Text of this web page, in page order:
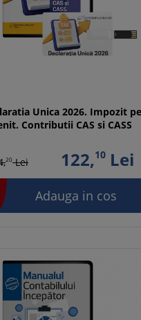
Unica 2026. Impozit pe
Contributii CAS si CASS
20Lei 122,10Lei
Adauga in cos